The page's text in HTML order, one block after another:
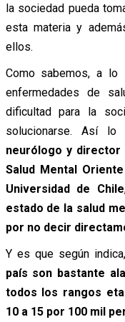
la sociedad pueda
esta materia y
ellos.
Como sabemos, a
enfermedades de
dificultad para la
solucionarse. Así
neurólogo y director
Salud Mental
Universidad de Chile
estado de la salud
por no decir
Y es que según indica,
país son bastante
todos los rangos
10 a 15 por 100 mil